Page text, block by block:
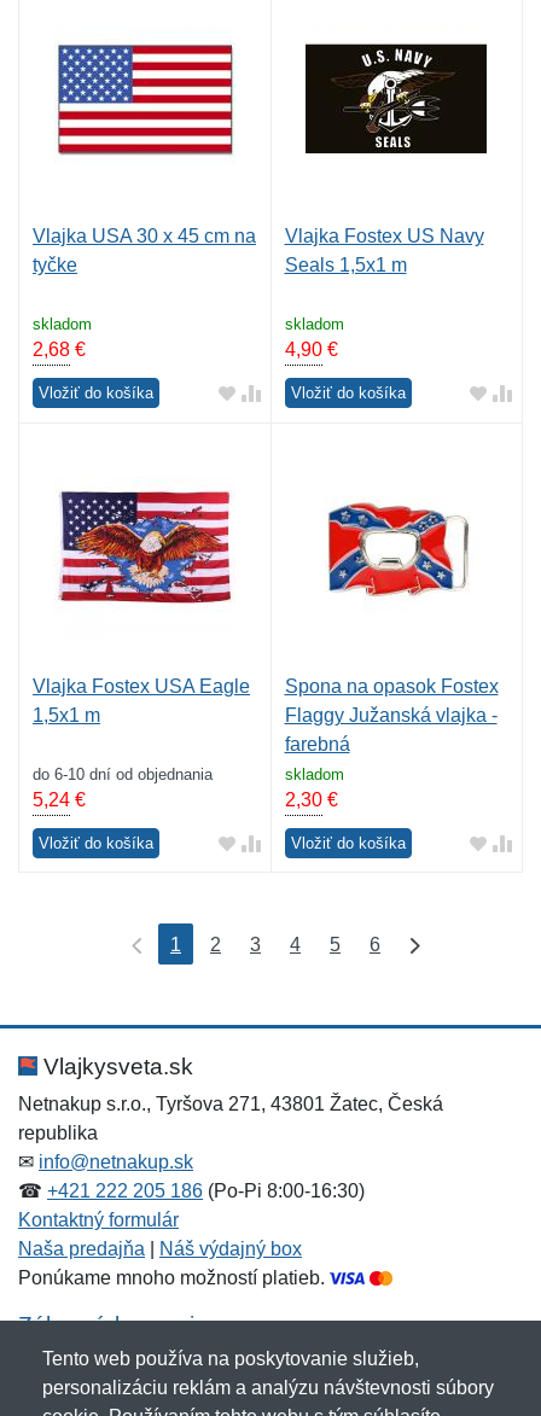
Vlajka USA 30 x 45 cm na
tyčke
skladom
2,68 €
Vložiť do košíka
Vlajka Fostex US Navy
Seals 1,5x1 m
skladom
4,90€
Vložiť do košíka
Vlajka Fostex USA Eagle
1,5x1 m
do 6-10 dní od objednania
5,24 €
Vložiť do košíka
Spona na opasok Fostex
Flaggy Južanská vlajka -
farebná
skladom
2,30€
Vložiť do košíka
1 2 3 4 5 6
Vlajkysveta.sk
Netnakup s.r.o., Tyršova 271, 43801 Žatec, Česká
republika
✉ info@netnakup.sk
☎ +421 222 205 186 (Po-Pi 8:00-16:30)
Kontaktný formulár
Naša predajňa
Náš výdajný box
Ponúkame mnoho možností platieb.
Zákaznícky servis
Novinky emailom
Tento web používa na poskytovanie služieb,
personalizáciu reklám a analýzu návštevnosti súbory